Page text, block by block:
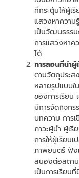
ที่กระตุ้นให้ผู้เ
แสวงหาความ
เป็นวัฒนธรรม
การแสวงหาค
ได้
การสอนที่นำผู้
ตามวัตถุประ
หลายรูปแบบ
ของการเรียน
มีการจัดกิจก
บทความ การ
ภาวะผู้นำ ผู้เรี
การให้ผู้เรียน
ภาพยนตร์ ฟัง
สนองต่อสถา
เป็นการเรียน